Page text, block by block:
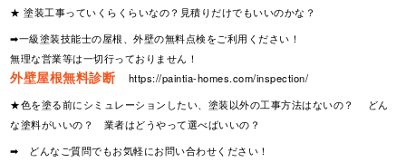
★ 塗装工事っていくらくらいなの？見積りだけでもいいのかな？
➡一級塗装技能士の屋根、外壁の無料点検をご利用ください！
無理な営業等は一切行っておりません！
外壁屋根無料診断
https://paintia-homes.com/inspection/
★色を塗る前にシミュレーションしたい、塗装以外の工事方法はないの？ どん
な塗料がいいの？ 業者はどうやって選べばいいの？
➡ どんなご質問でもお気軽にお問い合わせください！